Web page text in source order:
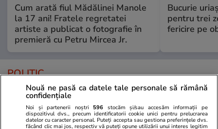
Cum arată fiul Mădălinei Manole
la 17 ani! Fratele regretatei
artiste a publicat o fotografie în
premieră cu Petru Mircea Jr.
Bucurie
pentru trei
fericire pe
POLITIC
Politică 22:05
Cum a aflat primarul
Nouă ne pasă ca datele tale personale să rămână
confidențiale
Noi și partenerii noștri 596 stocăm și/sau accesăm informații pe
dispozitivul dvs., precum identificatorii cookie unici pentru prelucrarea
datelor cu caracter personal. Puteți accepta sau gestiona preferințele dvs.
făcând clic mai jos, respectiv vă puteți opune utilizării unui interes legitim